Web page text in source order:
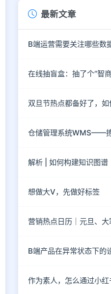
最新文章
B端运营需要关注哪些数
在线抽盲盒：抽了个“智
仓储管理系统WMS——
解析 | 如何构建知识图谱
想做大V，先做好标签
B端产品在异常状态下的
作为素人，怎么通过小红